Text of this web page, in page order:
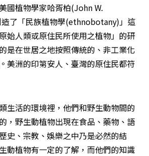
國植物學家哈胥柏(John W.
了「民族植物學(ethnobotany)」這
始人類或原住民所使用之植物」的研
是在世居之地按照傳統的、非工業化
美洲的印第安人、臺灣的原住民都符
生活的環境裡，他們和野生動物間的
，野生動植物出現在食品、藥物、語
史、宗教、娛樂之中乃是必然的結
動植物有一定的了解，而他們的知識